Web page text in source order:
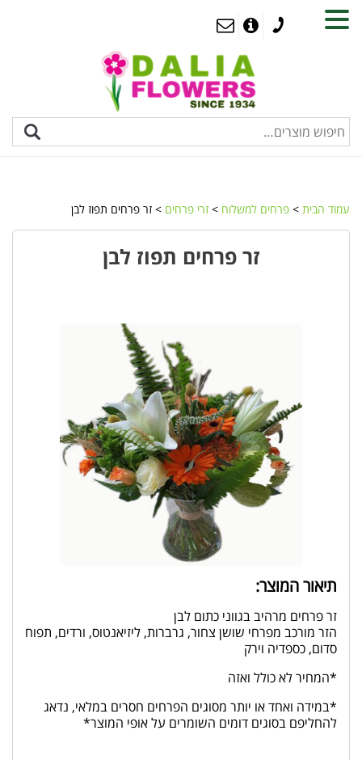
עמוד הבית > פרחים למשלוח > זרי פרחים > זר פרחים תפוז לבן
זר פרחים תפוז לבן
תיאור המוצר:
זר פרחים מרהיב בגווני כתום לבן
הזר מורכב מפרחי שושן צחור, גרברות, ליזיאנטוס, ורדים, תפוח
סדום, כספדיה וירק
*המחיר לא כולל ואזה
*במידה ואחד או יותר מסוגים הפרחים חסרים במלאי, נדאג
להחליפם בסוגים דומים השומרים על אופי המוצר*